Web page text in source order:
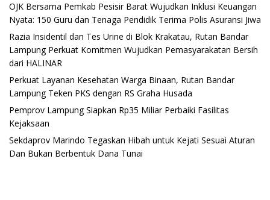
OJK Bersama Pemkab Pesisir Barat Wujudkan Inklusi Keuangan
Nyata: 150 Guru dan Tenaga Pendidik Terima Polis Asuransi Jiwa
Razia Insidentil dan Tes Urine di Blok Krakatau, Rutan Bandar
Lampung Perkuat Komitmen Wujudkan Pemasyarakatan Bersih
dari HALINAR
Perkuat Layanan Kesehatan Warga Binaan, Rutan Bandar
Lampung Teken PKS dengan RS Graha Husada
Pemprov Lampung Siapkan Rp35 Miliar Perbaiki Fasilitas
Kejaksaan
Sekdaprov Marindo Tegaskan Hibah untuk Kejati Sesuai Aturan
Dan Bukan Berbentuk Dana Tunai